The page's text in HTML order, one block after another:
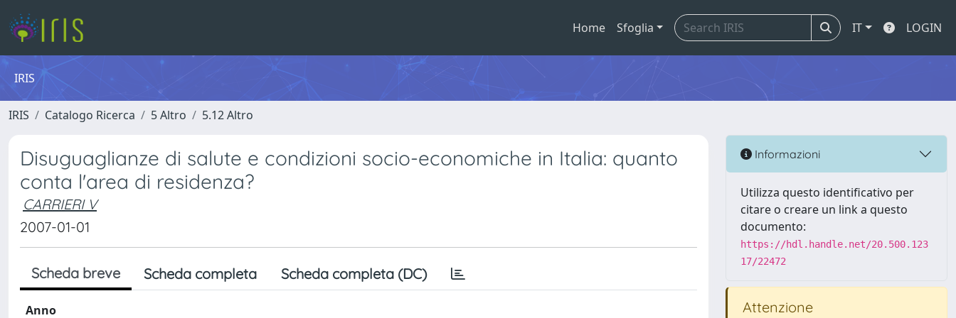
Home Sfoglia IT LOGIN
IRIS
IRIS Catalogo Ricerca 5 Altro 5.12 Altro
Disuguaglianze di salute e condizioni socio-economiche in Italia: quanto
conta l'area di residenza?
CARRIERI V
2007-01-01
Scheda breve Scheda completa Scheda completa (DC)
Anno
Informazioni
Utilizza questo identificativo per
citare o creare un link a questo
documento:
https://hdl.handle.net/20.500.123
17/22472
Attenzione